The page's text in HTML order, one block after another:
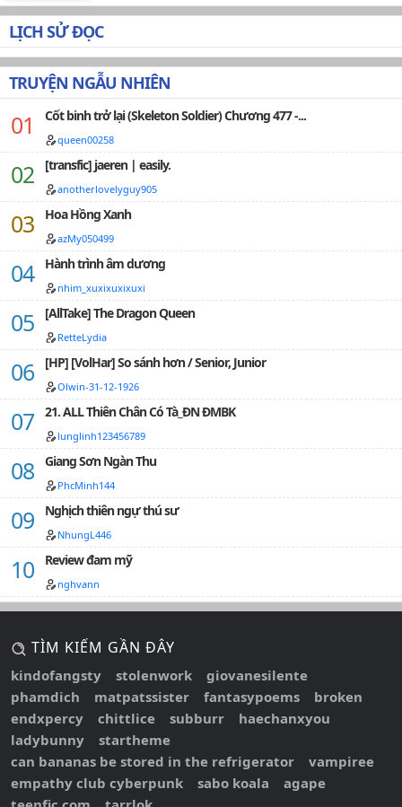
sờ một lần, một ngàn lượng." "Bổn vương cho ngươi
một vạn lượng, hôn một cái!"***Trên truyện: Họa Cốt
Nữ Ngỗ Tác*; Nữ pháp y vẽ tranh xương cốt; Tác giả: Li
Duo Wu - Li Đa Ô.Translations: Emily Ton.Converter: Abe
(Wikidich)+ *Nữ ngỗ tác: Nữ tử chuyên khám nghiệm
tử thi; Nữ pháp y.+ Truyện trinh thám, 1v1…
LỊCH SỬ ĐỌC
TRUYỆN NGẪU NHIÊN
Cốt binh trở lại (Skeleton Soldier) Chương 477 -...
queen00258
[transfic] jaeren | easily.
anotherlovelyguy905
Hoa Hồng Xanh
azMy050499
Hành trình âm dương
nhim_xuxixuxixuxi
[AllTake] The Dragon Queen
RetteLydia
[HP] [VolHar] So sánh hơn / Senior, Junior
Olwin-31-12-1926
21. ALL Thiên Chân Có Tà_ĐN ĐMBK
lunglinh123456789
Giang Sơn Ngàn Thu
PhcMinh144
Nghịch thiên ngự thú sư
NhungL446
Review đam mỹ
nghvann
TÌM KIẾM GẦN ĐÂY
kindofangsty stolenwork
giovanesilente
phamdich
matpatssister fantasypoems
broken
endxpercy
chittlice subburr
haechanxyou
ladybunny
startheme
can bananas be stored in the refrigerator
vampiree
empathy club cyberpunk
sabo koala
agape